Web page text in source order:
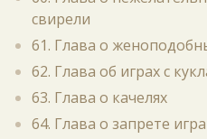
свирели
61. Глава о
62. Глава об играх с
63. Глава о качелях
64. Глава о запрете